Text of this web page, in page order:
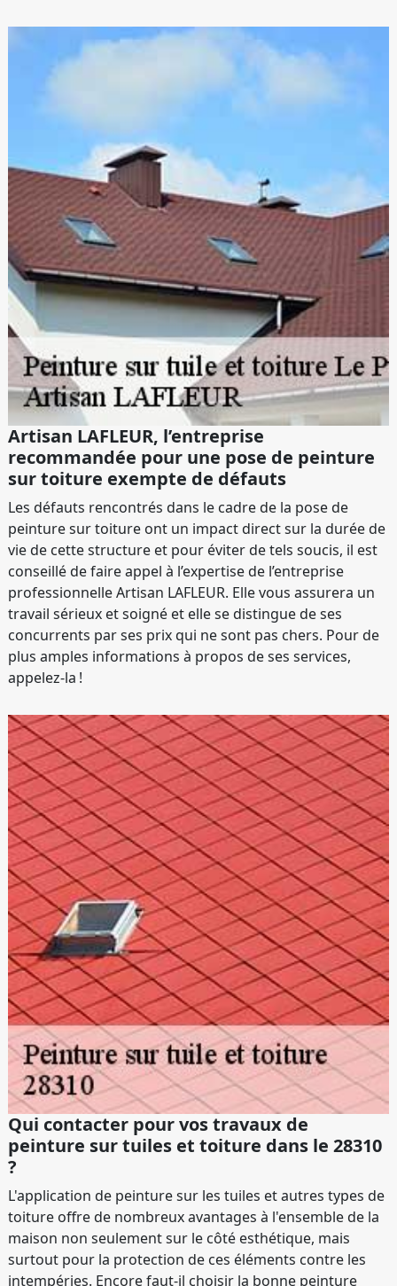
Artisan LAFLEUR, l’entreprise
recommandée pour une pose de peinture
sur toiture exempte de défauts
Les défauts rencontrés dans le cadre de la pose de
peinture sur toiture ont un impact direct sur la durée de
vie de cette structure et pour éviter de tels soucis, il est
conseillé de faire appel à l’expertise de l’entreprise
professionnelle Artisan LAFLEUR. Elle vous assurera un
travail sérieux et soigné et elle se distingue de ses
concurrents par ses prix qui ne sont pas chers. Pour de
plus amples informations à propos de ses services,
appelez-la !
Qui contacter pour vos travaux de
peinture sur tuiles et toiture dans le 28310
?
L'application de peinture sur les tuiles et autres types de
toiture offre de nombreux avantages à l'ensemble de la
maison non seulement sur le côté esthétique, mais
surtout pour la protection de ces éléments contre les
intempéries. Encore faut-il choisir la bonne peinture